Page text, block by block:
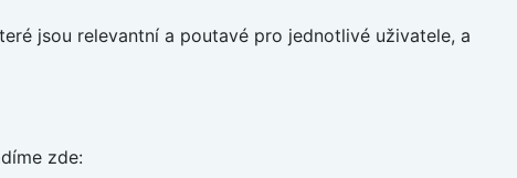
jsou relevantní a poutavé pro jednotlivé uživatele, a
zde: